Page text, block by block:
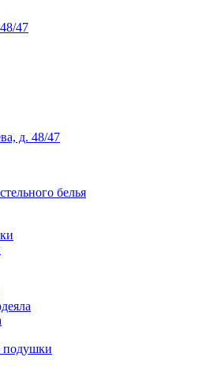
47
д. 48/47
белья
подушки